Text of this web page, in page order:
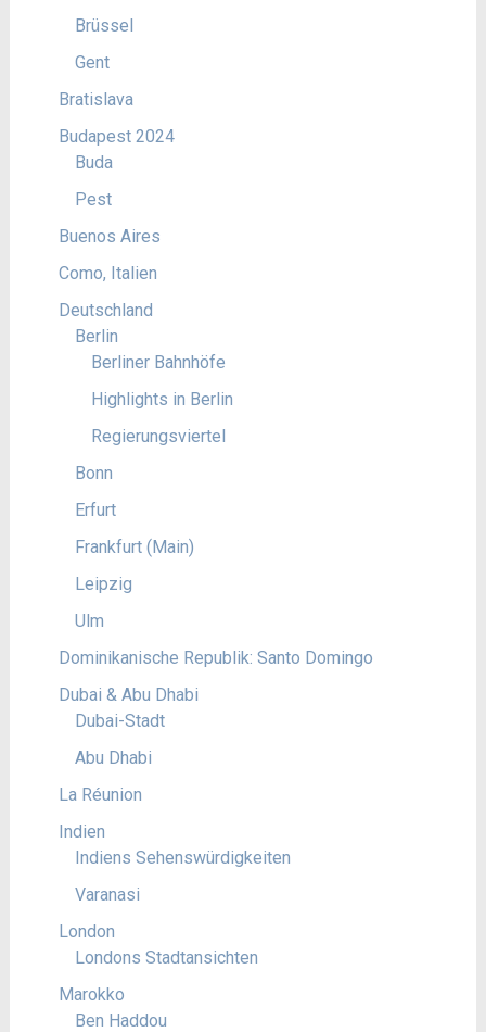
Brüssel
Gent
Bratislava
Budapest 2024
Buda
Pest
Buenos Aires
Como, Italien
Deutschland
Berlin
Berliner Bahnhöfe
Highlights in Berlin
Regierungsviertel
Bonn
Erfurt
Frankfurt (Main)
Leipzig
Ulm
Dominikanische Republik: Santo Domingo
Dubai & Abu Dhabi
Dubai-Stadt
Abu Dhabi
La Réunion
Indien
Indiens Sehenswürdigkeiten
Varanasi
London
Londons Stadtansichten
Marokko
Ben Haddou